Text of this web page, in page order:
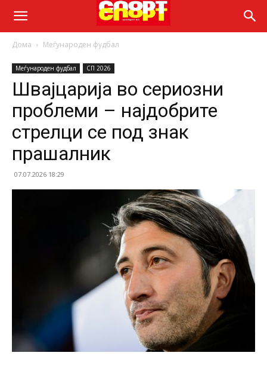
Дома Меѓународен фудбал
Меѓународен фудбал СП 2026
Швајцарија во сериозни
проблеми – најдобрите
стрелци се под знак
прашалник
07.07.2026 18:29